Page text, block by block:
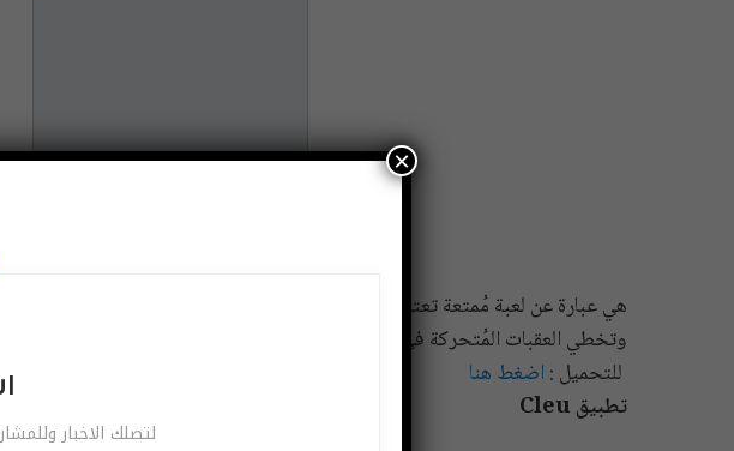
هي عبارة عن لعبة مُمتعة تعتمد على فيزيائية الجاذبية في ايصال الكرة الساقطة من
وتخطي العقبات المُتحركة في طريق الكرة والاستفادة منها في نقل الكرة إلى وجهتها.
للتحميل : اضغط هنا
تطبيق Cleu
لتصلك الاخبار
×